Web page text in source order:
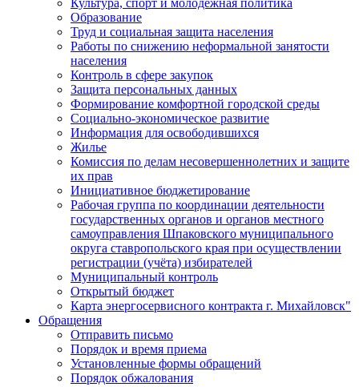
Культура, спорт и молодежная политика
Образование
Труд и социальная защита населения
Работы по снижению неформальной занятости
населения
Контроль в сфере закупок
Защита персональных данных
Формирование комфортной городской среды
Социально-экономическое развитие
Информация для освободившихся
Жилье
Комиссия по делам несовершеннолетних и защите
их прав
Инициативное бюджетирование
Рабочая группа по координации деятельности
государственных органов и органов местного
самоуправления Шпаковского муниципального
округа ставропольского края при осуществлении
регистрации (учёта) избирателей
Муниципальный контроль
Открытый бюджет
Карта энергосервисного контракта г. Михайловск"
Обращения
Отправить письмо
Порядок и время приема
Установленные формы обращений
Порядок обжалования